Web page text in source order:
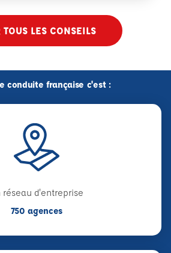
LES CONSEILS
conduite française c'est :
réseau d'entreprise
750 agences